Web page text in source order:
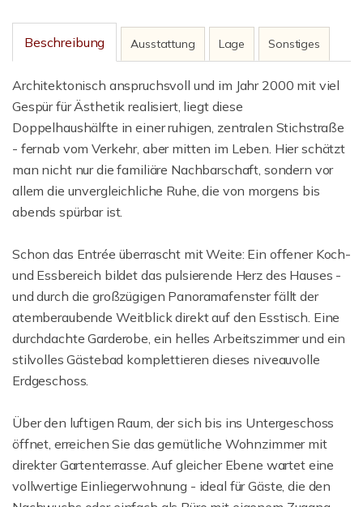
Beschreibung Ausstattung Lage Sonstiges
Architektonisch anspruchsvoll und im Jahr 2000 mit viel
Gespür für Ästhetik realisiert, liegt diese
Doppelhaushälfte in einer ruhigen, zentralen Stichstraße
- fernab vom Verkehr, aber mitten im Leben. Hier schätzt
man nicht nur die familiäre Nachbarschaft, sondern vor
allem die unvergleichliche Ruhe, die von morgens bis
abends spürbar ist.
Schon das Entrée überrascht mit Weite: Ein offener Koch-
und Essbereich bildet das pulsierende Herz des Hauses -
und durch die großzügigen Panoramafenster fällt der
atemberaubende Weitblick direkt auf den Esstisch. Eine
durchdachte Garderobe, ein helles Arbeitszimmer und ein
stilvolles Gästebad komplettieren dieses niveauvolle
Erdgeschoss.
Über den luftigen Raum, der sich bis ins Untergeschoss
öffnet, erreichen Sie das gemütliche Wohnzimmer mit
direkter Gartenterrasse. Auf gleicher Ebene wartet eine
vollwertige Einliegerwohnung - ideal für Gäste, die den